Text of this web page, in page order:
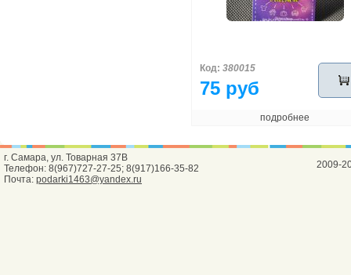
Код: 380015
75 руб
подробнее
г. Самара, ул. Товарная 37В
Телефон: 8(967)727-27-25; 8(917)166-35-82
Почта: podarki1463@yandex.ru
2009-